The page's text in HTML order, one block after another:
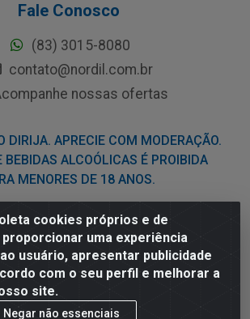
cookies próprios e de
uma experiência
usuário, apresentar publicidade
com o seu perfil e melhorar a
site.
Negar não essenciais
Fale Conosco
(83) 3015-8080
contato@nordil.com.br
nossas ofertas
DIRIJA. APRECIE COM MODERAÇÃO.
BEBIDAS ALCOÓLICAS É PROIBIDA
MENORES DE 18 ANOS.
- Avenida Liberdade, 2738, Bloco F -
PB - CEP 58.111-400 - CNPJ
03.775.813/0001-41